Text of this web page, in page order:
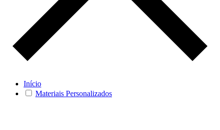
Início
Materiais Personalizados